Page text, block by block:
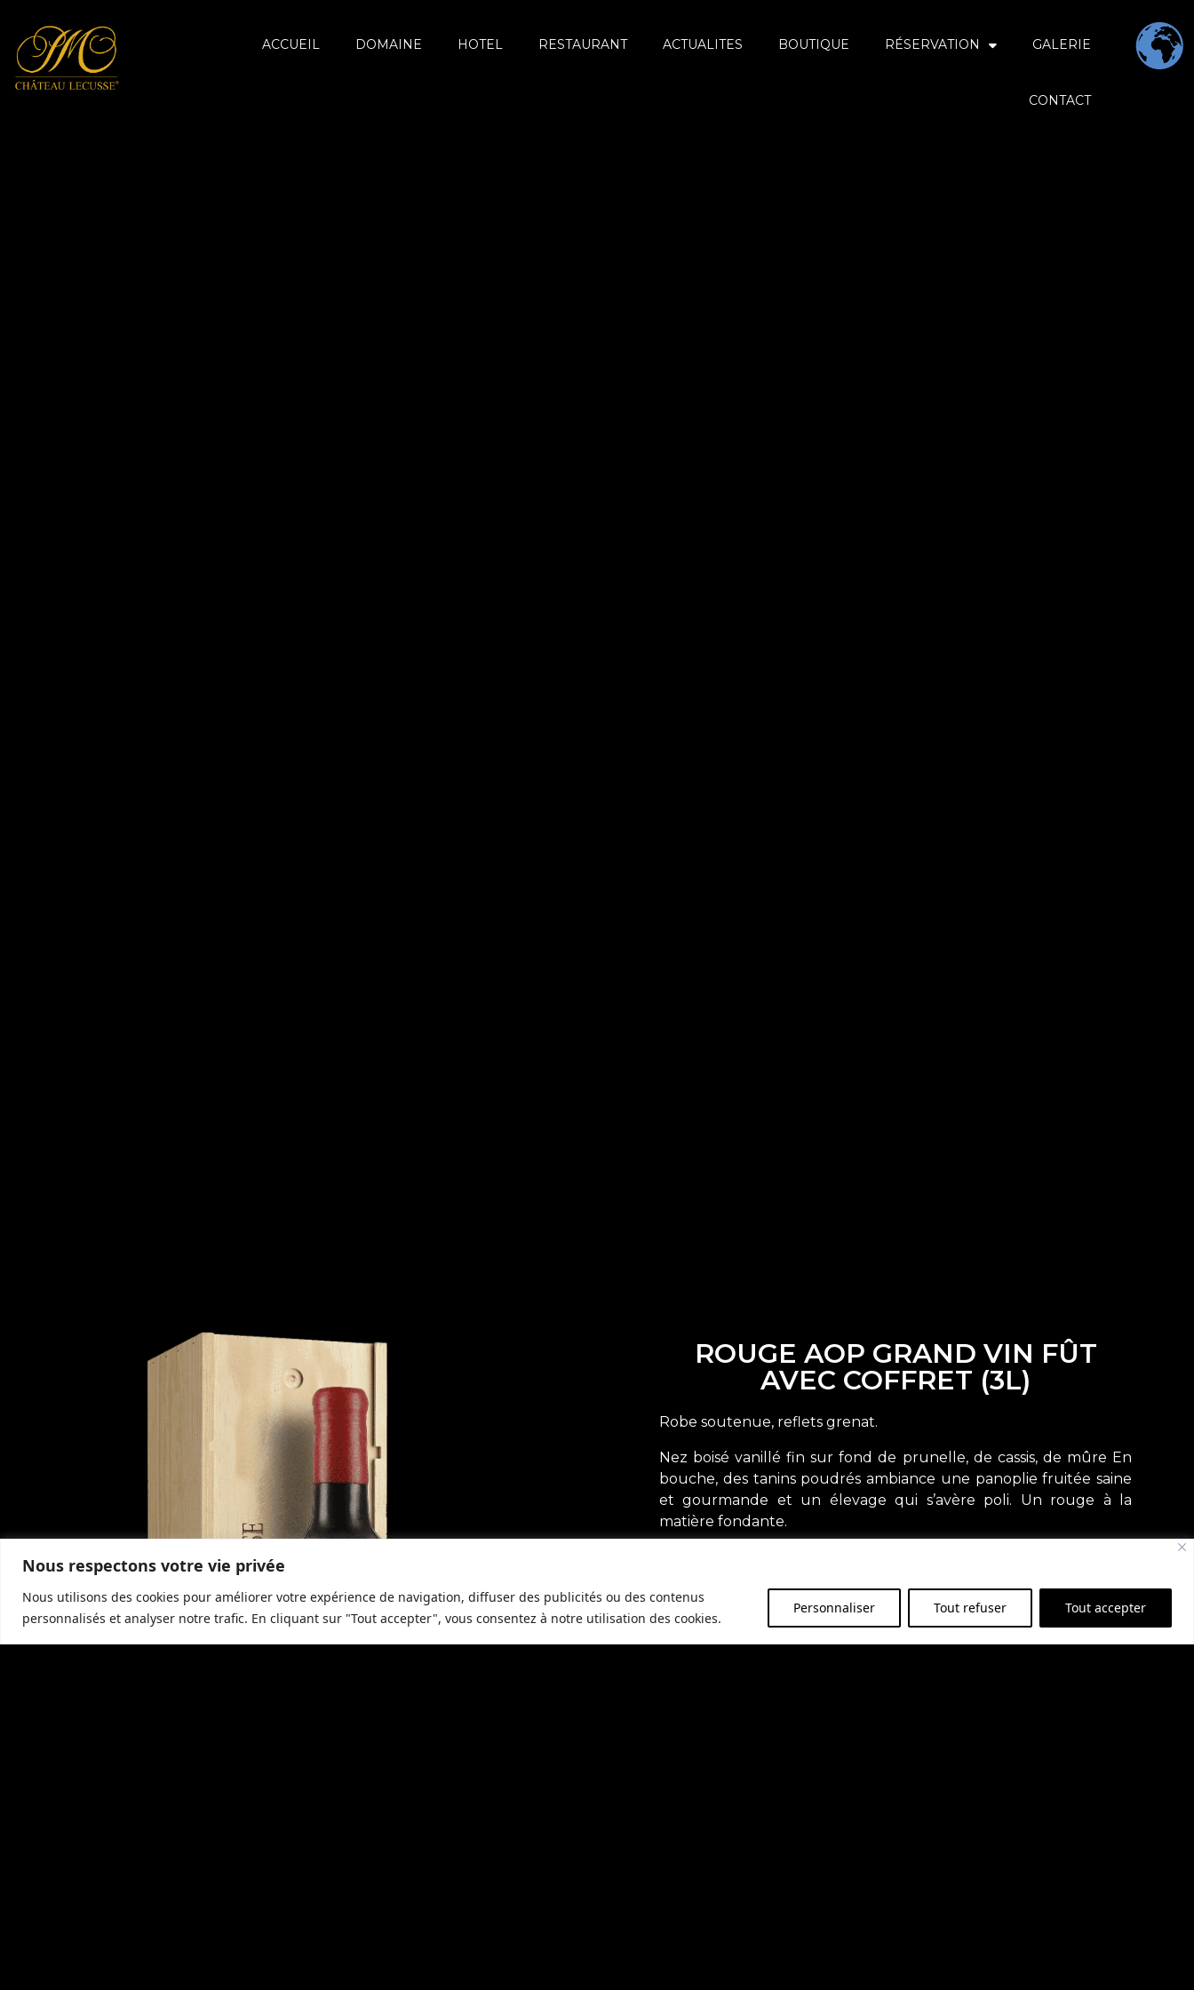
Nous respectons votre vie privée
Nous utilisons des cookies pour améliorer votre expérience de navigation, diffuser des publicités ou des contenus
personnalisés et analyser notre trafic. En cliquant sur "Tout accepter", vous consentez à notre utilisation des cookies.
Personnaliser Tout refuser Tout accepter
ACCUEIL DOMAINE HOTEL RESTAURANT ACTUALITES BOUTIQUE RÉSERVATION GALERIE
CONTACT
ROUGE AOP GRAND VIN FÛT
AVEC COFFRET (3L)
Robe soutenue, reflets grenat.
Nez boisé vanillé fin sur fond de prunelle, de cassis, de mûre En
bouche, des tanins poudrés ambiance une panoplie fruitée saine
et gourmande et un élevage qui s’avère poli. Un rouge à la
matière fondante.